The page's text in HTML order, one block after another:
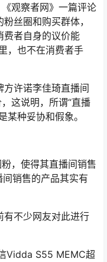
观察者网》一篇评论
丝圈和购买群体，
费者自身的议价能
，也不在消费者手
许诺李佳琦直播间
这说明，所谓“直播
某种妥协和假象。
，使得其直播间销售
销售的产品其实有
有不少网友对此进行
Vidda S55 MEMC超